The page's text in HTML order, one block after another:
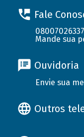
Fale
08007026337
Mande sua
Ouvidoria
Envie sua
Outros